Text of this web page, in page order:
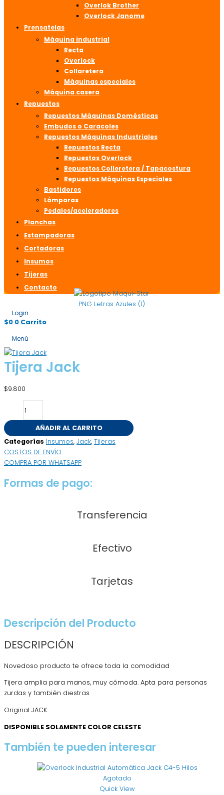
Overlok Brother
Overlock Janome
Prensatelas
Máquina industrial
Recta
Overlock
Collaretera
Máquinas especiales
Máquina casera
Repuestos
Repuestos Máquinas Domésticas
Embudos o Caracoles
Repuestos Máquinas Industriales
Repuestos Recta
Repuestos Overlock
Repuestos Colleretera / Tapacostura
Repuestos Máquinas Especiales
Bastidores
Lámparas
Pedales/aceleradores
Planchas
Estampadoras
Cortadoras
Insumos
Tijeras
Contacto
Login
$0 0 Carrito
Menú
Flyout
Menu
Tijera Jack
$9.800
AÑADIR AL CARRITO
Categorías Insumos, Jack, Tijeras
COSTOS DE ENVÍO
COMPRA POR WHATSAPP
Formas de pago:
Transferencia
Efectivo
Tarjetas
Descripción del Producto
DESCRIPCIÓN
Novedoso producto te ofrece toda la comodidad
Tijera amplia para manos, muy cómoda. Apta para personas
zurdas y también diestras
Original JACK
DISPONIBLE SOLAMENTE COLOR CELESTE
También te pueden interesar
Agotado
Quick View